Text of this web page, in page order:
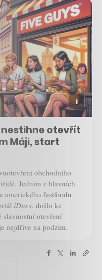
nestihne otevřít
Máji, start
obchodního
Jedním z hlavních
amerického fastfoodu
iDnes, došlo ke
slavnostní otevření
nejdříve na podzim.